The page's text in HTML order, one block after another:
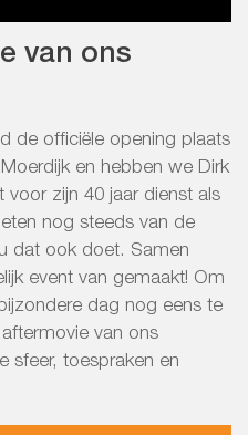
van ons
de officiële opening plaats
en hebben we Dirk
voor zijn 40 jaar dienst als
nog steeds van de
dat ook doet. Samen
event van gemaakt! Om
dag nog eens te
van ons
sfeer, toespraken en